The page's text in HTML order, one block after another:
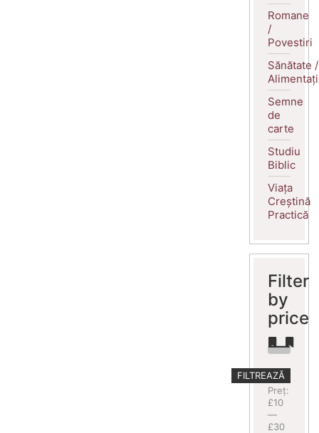
Romane
/
Povestiri
Sănătate /
Semne
de
carte
Studiu
Biblic
Viața
Creștină
Practică
Filter
by
price
Preț
minim
Preț
maxim
FILTREAZĂ
Preț:
£10
—
£30